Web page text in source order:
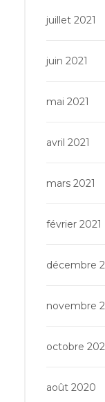
juillet 2021
juin 2021
mai 2021
avril 2021
mars 2021
février 2021
décembre
novembre
octobre
août 2020